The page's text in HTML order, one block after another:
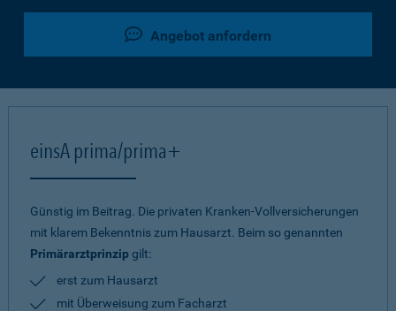
Angebot anfordern
einsA prima/prima+
Günstig im Beitrag. Die privaten Kranken-Vollversicherungen
mit klarem Bekenntnis zum Hausarzt. Beim so genannten
Primärarztprinzipgilt:
erst zum Hausarzt
mit Überweisung zum Facharzt